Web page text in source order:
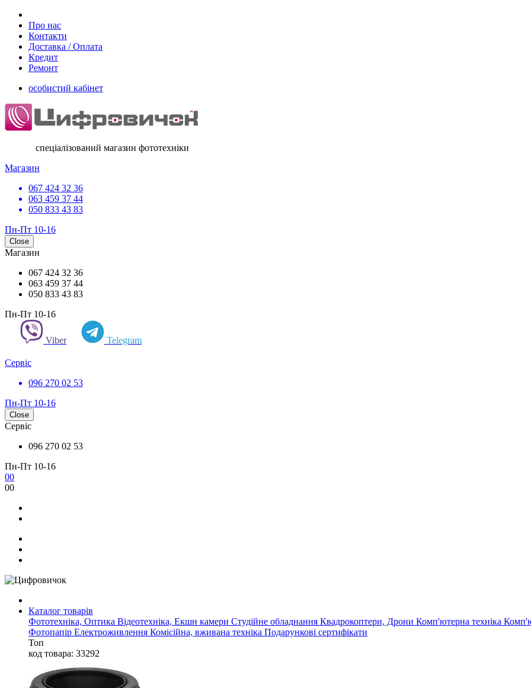
Про нас
Контакти
Доставка / Оплата
Кредит
Ремонт
особистий кабінет
спеціалізований магазин фототехніки
Магазин
067 424 32 36
063 459 37 44
050 833 43 83
Пн-Пт 10-16
Close
Магазин
067 424 32 36
063 459 37 44
050 833 43 83
Пн-Пт 10-16
Viber Telegram
Сервіс
096 270 02 53
Пн-Пт 10-16
Close
Сервіс
096 270 02 53
Пн-Пт 10-16
00
00
Каталог товарів
Фототехніка, Оптика Відеотехніка, Екшн камери Студійне обладнання Квадрокоптери, Дрони Комп'ютерна техніка
Фотопапір Електроживлення Комісійна, вживана техніка Подарункові сертифікати
Топ
код товара: 33292